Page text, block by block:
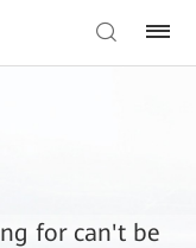
for can't be